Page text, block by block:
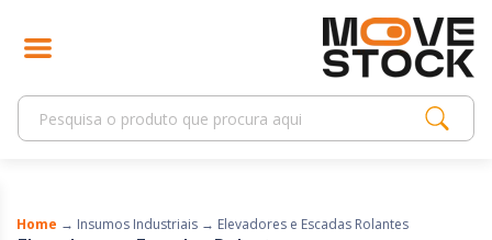
Home → Insumos Industriais → Elevadores e Escadas Rolantes